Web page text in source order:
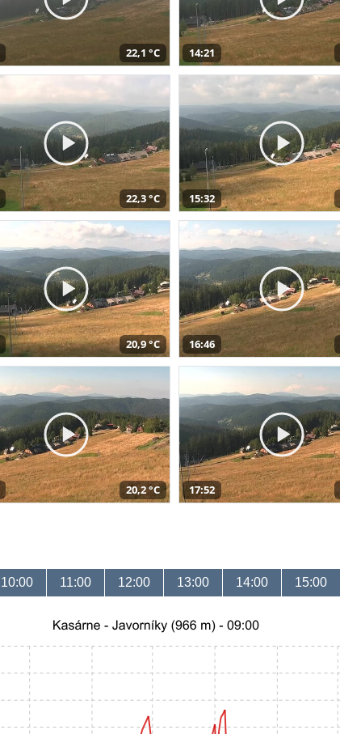
22,1 °C 14:21
22,3 °C 15:32
20,9 °C 16:46
20,2 °C 17:52
10:00 11:00 12:00 13:00 14:00 15:00